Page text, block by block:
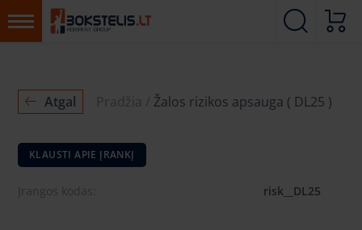
Atgal Pradžia Žalos rizikos apsauga ( DL25 )
KLAUSTI APIE ĮRANKĮ
Įrangos kodas: risk__DL25